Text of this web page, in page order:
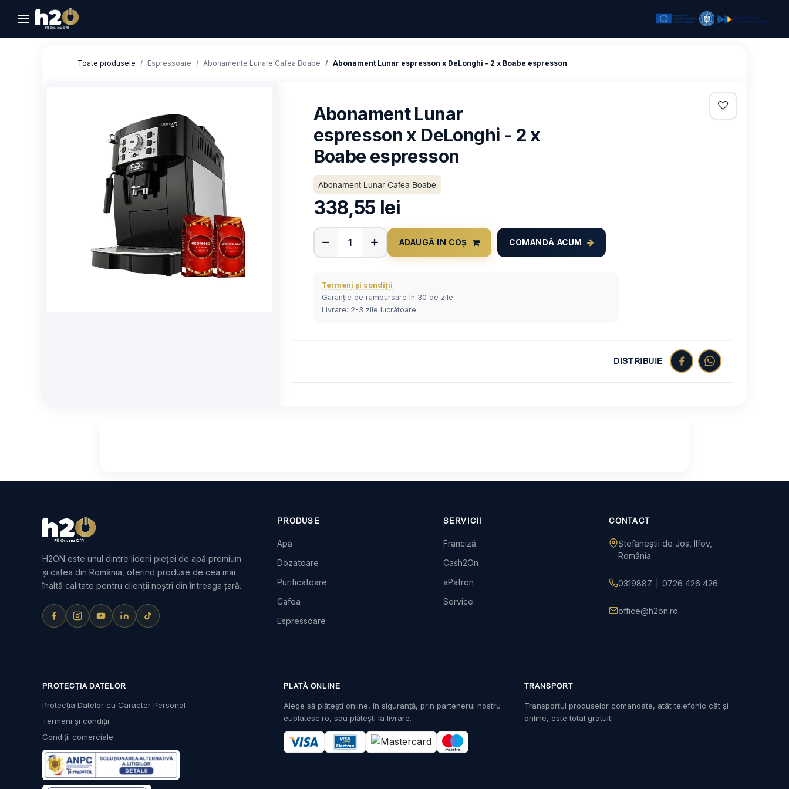
Toate produsele Espressoare Abonamente Lunare Cafea Boabe Abonament Lunar espresson x DeLonghi - 2 x Boabe espresson
Abonament Lunar
espresson x DeLonghi - 2 x
Boabe espresson
Abonament Lunar Cafea Boabe
338,55 lei
ADAUGĂ IN COȘ COMANDĂ ACUM
Termeni și condiții
Garanție de rambursare în 30 de zile
Livrare: 2-3 zile lucrătoare
DISTRIBUIE
H2ON este unul dintre liderii pieței de apă premium
și cafea din România, oferind produse de cea mai
înaltă calitate pentru clienții noștri din întreaga țară.
PRODUSE
Apă
Dozatoare
Purificatoare
Cafea
Espressoare
SERVICII
Franciză
Cash2On
aPatron
Service
CONTACT
Ștefăneștii de Jos, Ilfov,
România
0319887 0726 426 426
office@h2on.ro
PROTECȚIA DATELOR
Protecția Datelor cu Caracter Personal
Termeni și condiții
Condiții comerciale
PLATĂ ONLINE
Alege să plătești online, în siguranță, prin partenerul nostru
euplatesc.ro, sau plătești la livrare.
TRANSPORT
Transportul produselor comandate, atât telefonic cât și
online, este total gratuit!